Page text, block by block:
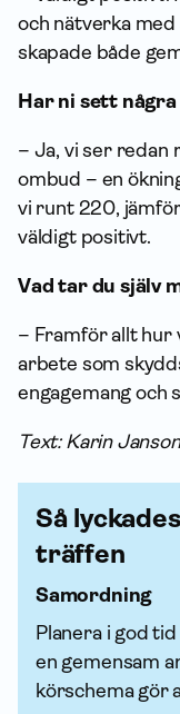
och nätverka
skapade både
Har ni sett
– Ja, vi ser
ombud – en
vi runt 220,
väldigt positivt.
Vad tar du själv
– Framför allt hur
arbete som
engagemang och
Text: Karin Janson
Så
träffen
Samordning
Planera i god
en gemensam
körschema gör